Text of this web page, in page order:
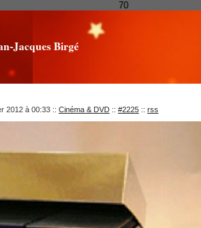
70
Jacques Birgé
2012 à 00:33 :: Cinéma & DVD :: #2225 :: rss